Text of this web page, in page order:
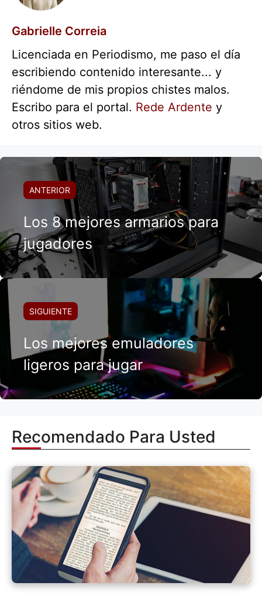
Gabrielle Correia
Licenciada en Periodismo, me paso el día
escribiendo contenido interesante... y
riéndome de mis propios chistes malos.
Escribo para el portal. Rede Ardente y
otros sitios web.
ANTERIOR
Los 8 mejores armarios para
jugadores
SIGUIENTE
Los mejores emuladores
ligeros para jugar
Recomendado Para Usted